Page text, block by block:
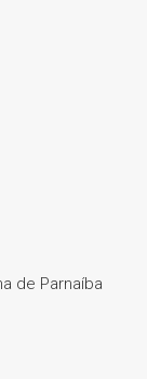
de Parnaíba